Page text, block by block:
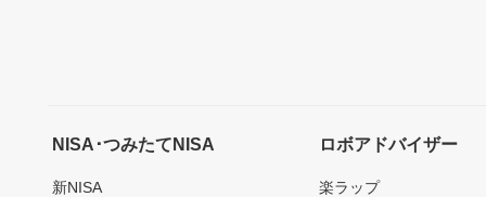
NISA･つみたてNISA
新NISA
ロボアドバイザー
楽ラップ